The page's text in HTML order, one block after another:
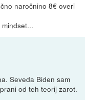
naročnino 8€ overi
Seveda Biden sam
od teh teorij zarot.